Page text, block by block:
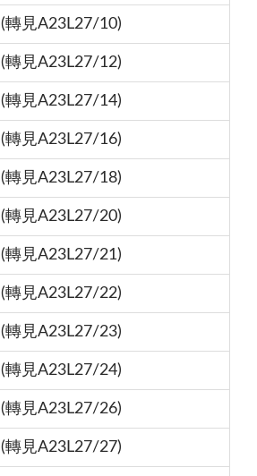
(轉見A23L27/10)
(轉見A23L27/12)
(轉見A23L27/14)
(轉見A23L27/16)
(轉見A23L27/18)
(轉見A23L27/20)
(轉見A23L27/21)
(轉見A23L27/22)
(轉見A23L27/23)
(轉見A23L27/24)
(轉見A23L27/26)
(轉見A23L27/27)